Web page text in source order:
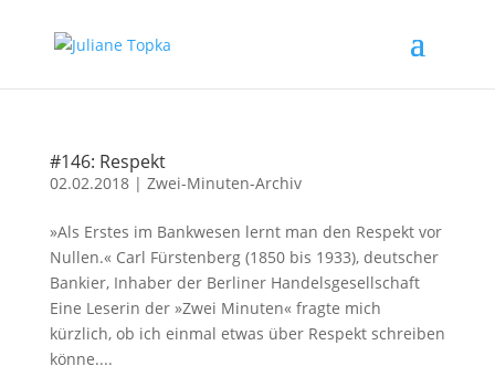
#146: Respekt
02.02.2018| Zwei-Minuten-Archiv
»Als Erstes im Bankwesen lernt man den Respekt vor
Nullen.« Carl Fürstenberg (1850 bis 1933), deutscher
Bankier, Inhaber der Berliner Handelsgesellschaft
Eine Leserin der »Zwei Minuten« fragte mich
kürzlich, ob ich einmal etwas über Respekt schreiben
könne....